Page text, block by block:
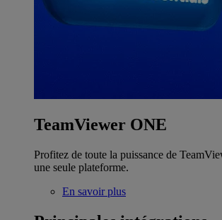
TeamViewer ONE
Profitez de toute la puissance de
une seule plateforme.
En savoir plus